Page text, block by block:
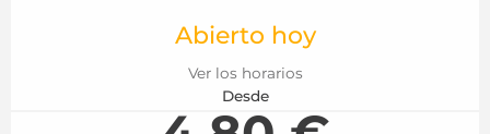
Abierto hoy
Ver los horarios
Desde